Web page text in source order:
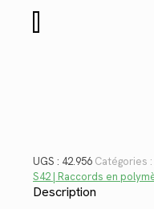
de
UGS : 42.956 Catégories :
S42 | Raccords en
Description